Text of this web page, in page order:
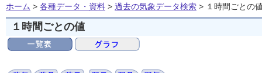
ホーム > 各種データ・資料 > 過去の気象データ検索 > １時間ごとの
１時間ごとの値